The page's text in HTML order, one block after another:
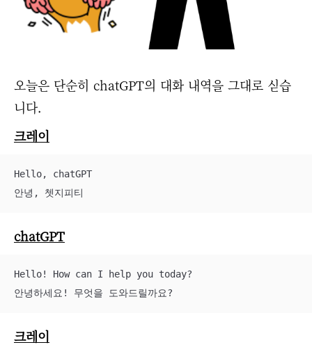
오늘은 단순히 chatGPT의 대화 내역을 그대로 싣습
니다.
크레이
Hello, chatGPT
안녕, 쳇지피티
chatGPT
Hello! How can I help you today?
안녕하세요! 무엇을 도와드릴까요?
크레이